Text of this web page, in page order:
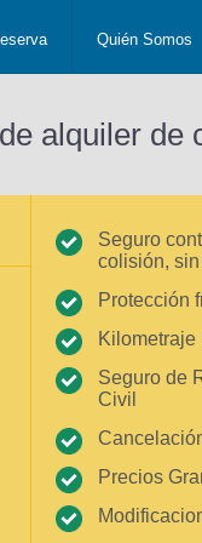
Quién Somos
alquiler de
Seguro
colisión,
Protección
Kilometraje
Seguro de
Civil
Precios